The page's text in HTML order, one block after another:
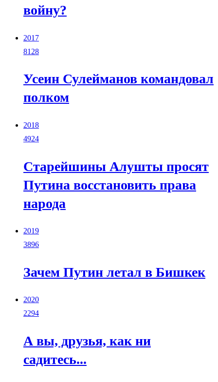
войну?
2017
8128
Усеин Сулейманов командовал
полком
2018
4924
Старейшины Алушты просят
Путина восстановить права
народа
2019
3896
Зачем Путин летал в Бишкек
2020
2294
А вы, друзья, как ни
садитесь...